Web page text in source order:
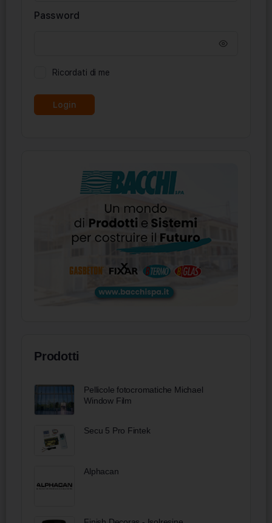
Password
Ricordati di me
Prodotti
Pellicole fotocromatiche Michael
Window Film
Secu 5 Pro Fintek
Alphacan